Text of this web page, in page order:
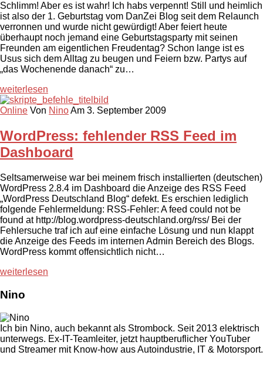
Schlimm! Aber es ist wahr! Ich habs verpennt! Still und heimlich
ist also der 1. Geburtstag vom DanZei Blog seit dem Relaunch
verronnen und wurde nicht gewürdigt! Aber feiert heute
überhaupt noch jemand eine Geburtstagsparty mit seinen
Freunden am eigentlichen Freudentag? Schon lange ist es
Usus sich dem Alltag zu beugen und Feiern bzw. Partys auf
„das Wochenende danach“ zu…
weiterlesen
Online Von NinoAm 3. September 2009
WordPress: fehlender RSS Feed im
Dashboard
Seltsamerweise war bei meinem frisch installierten (deutschen)
WordPress 2.8.4 im Dashboard die Anzeige des RSS Feed
„WordPress Deutschland Blog“ defekt. Es erschien lediglich
folgende Fehlermeldung: RSS-Fehler: A feed could not be
found at http://blog.wordpress-deutschland.org/rss/ Bei der
Fehlersuche traf ich auf eine einfache Lösung und nun klappt
die Anzeige des Feeds im internen Admin Bereich des Blogs.
WordPress kommt offensichtlich nicht…
weiterlesen
Nino
Ich bin Nino, auch bekannt als Strombock. Seit 2013 elektrisch
unterwegs. Ex-IT-Teamleiter, jetzt hauptberuflicher YouTuber
und Streamer mit Know-how aus Autoindustrie, IT & Motorsport.